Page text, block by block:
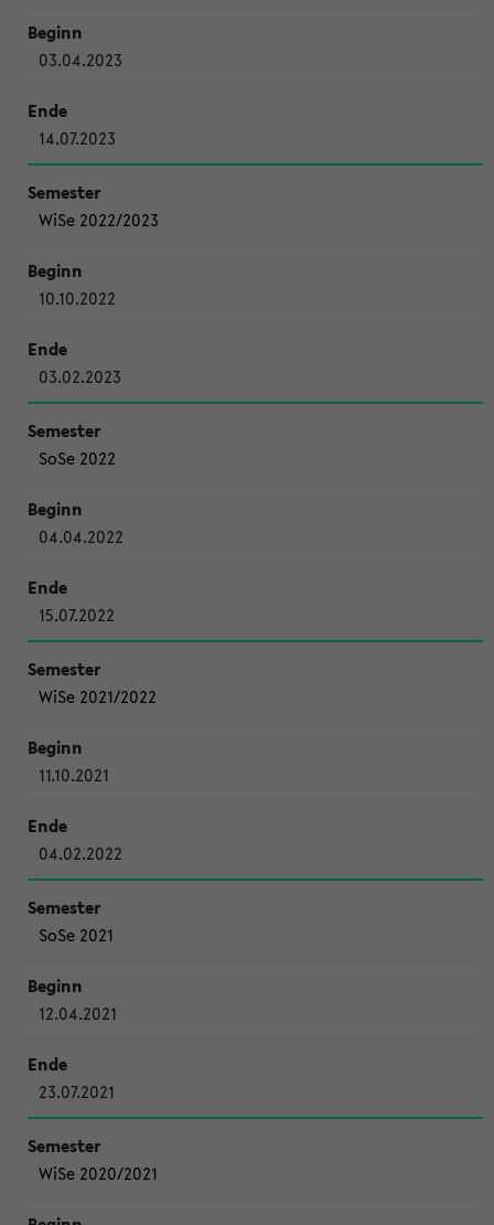
03.04.2023
14.07.2023
WiSe 2022/2023
10.10.2022
03.02.2023
SoSe 2022
04.04.2022
15.07.2022
WiSe 2021/2022
11.10.2021
04.02.2022
SoSe 2021
12.04.2021
23.07.2021
WiSe 2020/2021